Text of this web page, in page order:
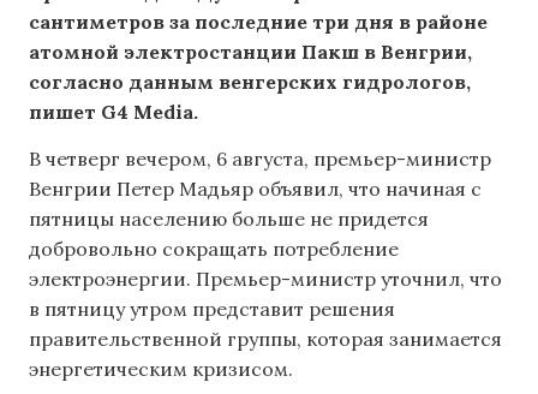
сантиметров за последние три дня в районе
атомной электростанции Пакш в Венгрии,
согласно данным венгерских гидрологов,
пишет G4 Media.
В четверг вечером, 6 августа, премьер-министр
Венгрии Петер Мадьяр объявил, что начиная с
пятницы населению больше не придется
добровольно сокращать потребление
электроэнергии. Премьер-министр уточнил, что
в пятницу утром представит решения
правительственной группы, которая занимается
энергетическим кризисом.